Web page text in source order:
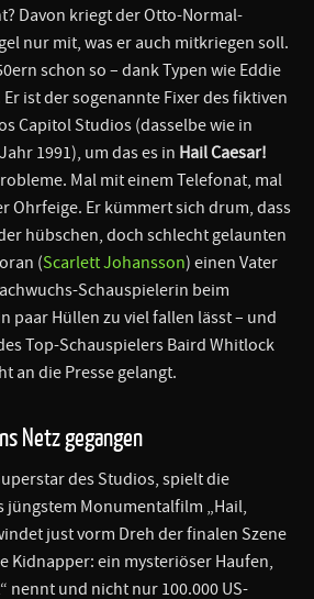
Davon kriegt der Otto-Normal-
nur mit, was er auch mitkriegen soll.
schon so – dank Typen wie Eddie
ist der sogenannte Fixer des fiktiven
Capitol Studios (dasselbe wie in
1991), um das es in Hail Caesar!
Mal mit einem Telefonat, mal
Ohrfeige. Er kümmert sich drum, dass
hübschen, doch schlecht gelaunten
(Scarlett Johansson) einen Vater
Schauspielerin beim
paar Hüllen zu viel fallen lässt – und
Top-Schauspielers Baird Whitlock
an die Presse gelangt.
Netz gegangen
des Studios, spielt die
jüngstem Monumentalfilm „Hail,
just vorm Dreh der finalen Szene
Kidnapper: ein mysteriöser Haufen,
nennt und nicht nur 100.000 US-